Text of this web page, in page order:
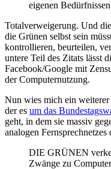
eigenen
Totalverweigerung. Und
die Grünen selbst sein
kontrollieren, beurteilen,
untere Teil des Zitats lässt
Facebook/Google mit
der Computernutzung.
Nun wies mich ein
der es um das
geht, in dem sie massiv
analogen
DIE GRÜNEN
Zwänge zu